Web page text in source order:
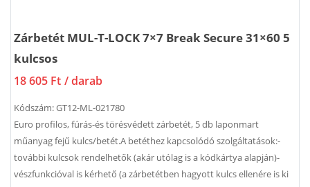
Zárbetét MUL-T-LOCK 7×7 Break Secure 31×60 5
kulcsos
18 605 Ft / darab
Kódszám:GT12-ML-021780
Euro profilos, fúrás-és törésvédett zárbetét, 5 db laponmart
műanyag fejű kulcs/betét.A betéthez kapcsolódó szolgáltatások:-
további kulcsok rendelhetők (akár utólag is a kódkártya alapján)-
vészfunkcióval is kérhető (a zárbetétben hagyott kulcs ellenére is ki